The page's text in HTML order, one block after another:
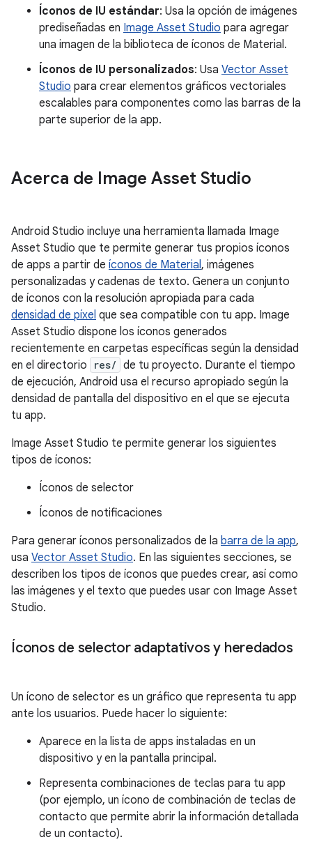
Íconos de IU estándar: Usa la opción de imágenes
prediseñadas en Image Asset Studio para agregar
una imagen de la biblioteca de íconos de Material.
Íconos de IU personalizados: Usa Vector Asset
Studio para crear elementos gráficos vectoriales
escalables para componentes como las barras de la
parte superior de la app.
Acerca de Image Asset Studio
Android Studio incluye una herramienta llamada Image
Asset Studio que te permite generar tus propios íconos
de apps a partir de íconos de Material, imágenes
personalizadas y cadenas de texto. Genera un conjunto
de íconos con la resolución apropiada para cada
densidad de píxel que sea compatible con tu app. Image
Asset Studio dispone los íconos generados
recientemente en carpetas específicas según la densidad
en el directorio
res/ de tu proyecto. Durante el tiempo
de ejecución, Android usa el recurso apropiado según la
densidad de pantalla del dispositivo en el que se ejecuta
tu app.
Image Asset Studio te permite generar los siguientes
tipos de íconos:
Íconos de selector
Íconos de notificaciones
Para generar íconos personalizados de la barra de la app,
usa Vector Asset Studio. En las siguientes secciones, se
describen los tipos de íconos que puedes crear, así como
las imágenes y el texto que puedes usar con Image Asset
Studio.
Íconos de selector adaptativos y heredados
Un ícono de selector es un gráfico que representa tu app
ante los usuarios. Puede hacer lo siguiente:
Aparece en la lista de apps instaladas en un
dispositivo y en la pantalla principal.
Representa combinaciones de teclas para tu app
(por ejemplo, un ícono de combinación de teclas de
contacto que permite abrir la información detallada
de un contacto).